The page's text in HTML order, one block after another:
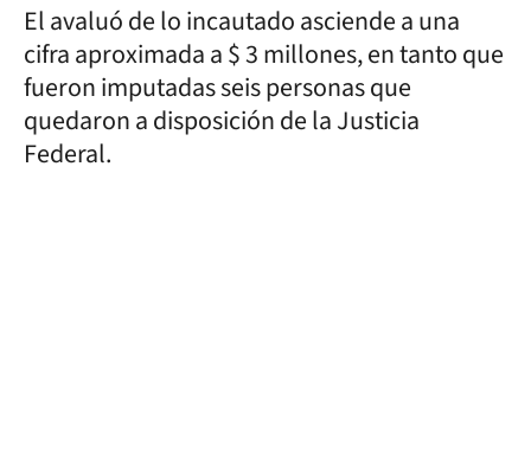
El avaluó de lo incautado asciende a una
cifra aproximada a $ 3 millones, en tanto que
fueron imputadas seis personas que
quedaron a disposición de la Justicia
Federal.